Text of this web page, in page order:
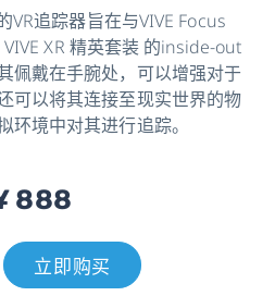
VR追踪器旨在与VIVE Focus
XR 精英套装 的inside-out
佩戴在手腕处，可以增强对于
可以将其连接至现实世界的物
环境中对其进行追踪。
888
立即购买